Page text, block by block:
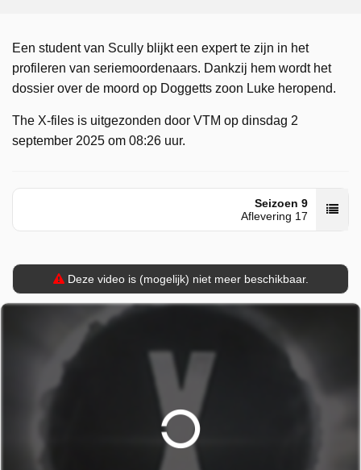
Een student van Scully blijkt een expert te zijn in het
profileren van seriemoordenaars. Dankzij hem wordt het
dossier over de moord op Doggetts zoon Luke heropend.
The X-files is uitgezonden door VTM op dinsdag 2
september 2025 om 08:26 uur.
Seizoen 9
Aflevering 17
Deze video is (mogelijk) niet meer beschikbaar.